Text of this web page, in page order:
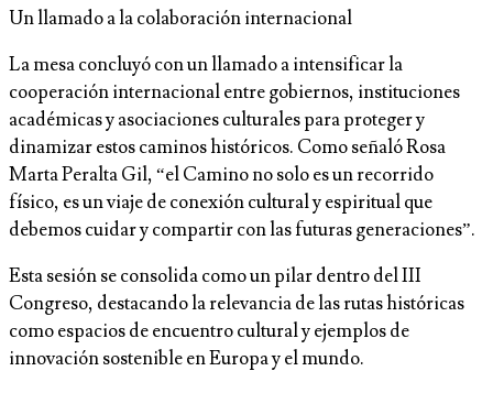
Un llamado a la colaboración internacional
La mesa concluyó con un llamado a intensificar la
cooperación internacional entre gobiernos, instituciones
académicas y asociaciones culturales para proteger y
dinamizar estos caminos históricos. Como señaló Rosa
Marta Peralta Gil, “el Camino no solo es un recorrido
físico, es un viaje de conexión cultural y espiritual que
debemos cuidar y compartir con las futuras generaciones”.
Esta sesión se consolida como un pilar dentro del III
Congreso, destacando la relevancia de las rutas históricas
como espacios de encuentro cultural y ejemplos de
innovación sostenible en Europa y el mundo.